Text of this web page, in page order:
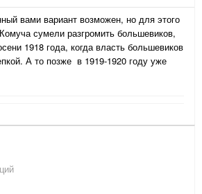
вами вариант возможен, но для этого
сумели разгромить большевиков,
1918 года, когда власть большевиков
А то позже в 1919-1920 году уже